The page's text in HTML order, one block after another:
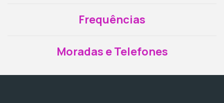
Frequências
Moradas e Telefones